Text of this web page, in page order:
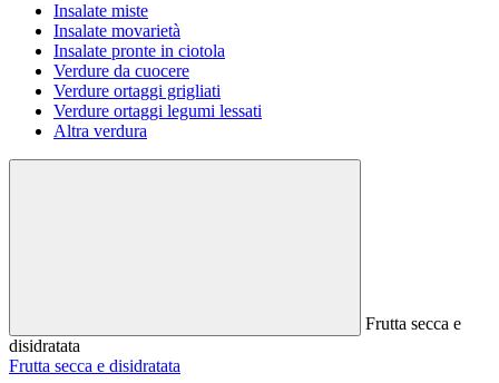
Insalate miste
Insalate movarietà
Insalate pronte in ciotola
Verdure da cuocere
Verdure ortaggi grigliati
Verdure ortaggi legumi lessati
Altra verdura
Frutta secca e
disidratata
Frutta secca e disidratata